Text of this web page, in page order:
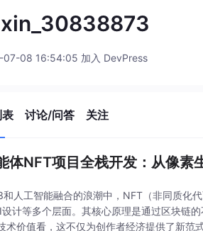
07-08 16:54:05 加入 DevPress
讨论/问答 关注
体NFT项目全栈开发：从像素
和人工智能融合的浪潮中，NFT（非同质化
设计等多个层面。其核心原理是通过区块链
术价值看，这不仅为创作者经济提供了新范